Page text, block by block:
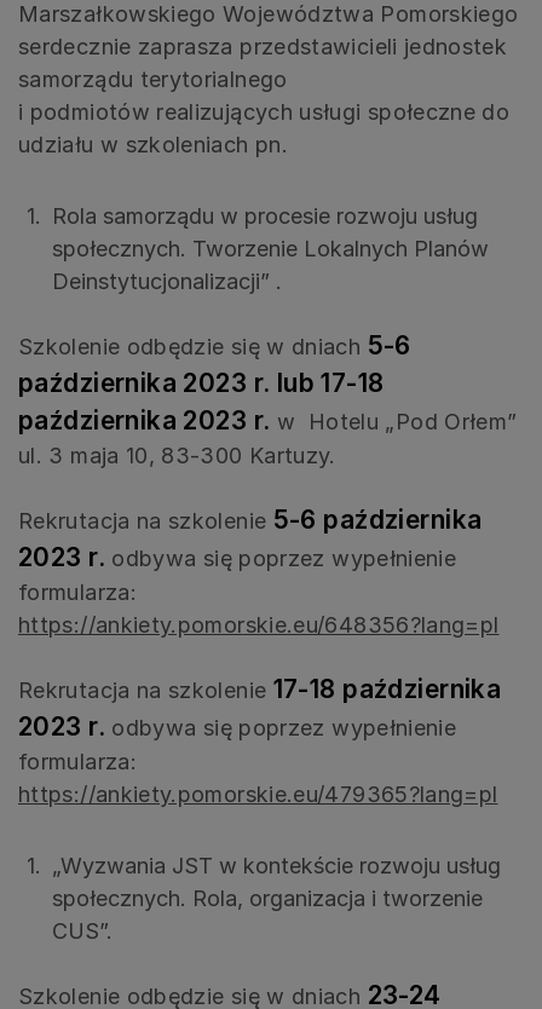
Marszałkowskiego Województwa Pomorskiego
serdecznie zaprasza przedstawicieli jednostek
samorządu terytorialnego
i podmiotów realizujących usługi społeczne do
udziału w szkoleniach pn.
Rola samorządu w procesie rozwoju usług
społecznych. Tworzenie Lokalnych Planów
Deinstytucjonalizacji” .
Szkolenie odbędzie się w dniach 5-6
października 2023 r. lub 17-18
października 2023 r. w Hotelu „Pod Orłem”
ul. 3 maja 10, 83-300 Kartuzy.
Rekrutacja na szkolenie 5-6 października
2023 r. odbywa się poprzez wypełnienie
formularza:
https://ankiety.pomorskie.eu/648356?lang=pl
Rekrutacja na szkolenie 17-18 października
2023 r. odbywa się poprzez wypełnienie
formularza:
https://ankiety.pomorskie.eu/479365?lang=pl
„Wyzwania JST w kontekście rozwoju usług
społecznych. Rola, organizacja i tworzenie
CUS”.
Szkolenie odbędzie się w dniach 23-24